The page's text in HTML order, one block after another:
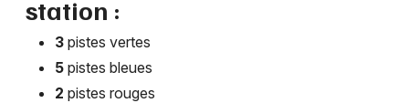
station :
3 pistes vertes
5 pistes bleues
2 pistes rouges